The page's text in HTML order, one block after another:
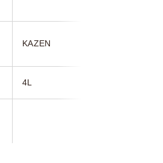
KAZEN
4L